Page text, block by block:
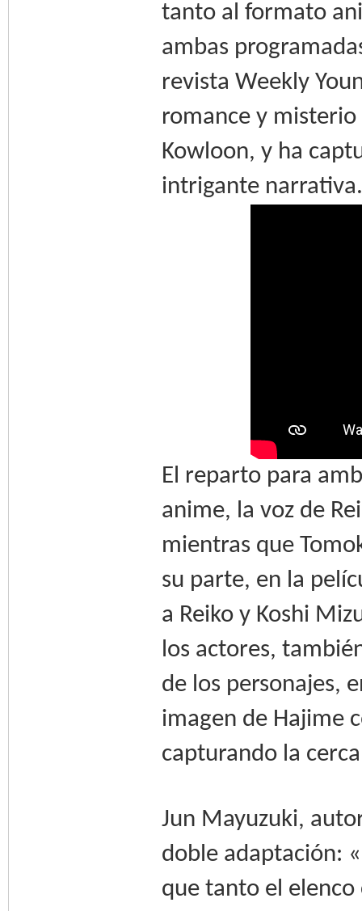
tanto al formato
ambas
revista Weekly
romance y
Kowloon, y ha
intrigante
El reparto para
anime, la voz de
mientras que
su parte, en la
a Reiko y Koshi
los actores,
de los personajes,
imagen de Hajime
capturando la
Jun Mayuzuki,
doble adaptación:
que tanto el